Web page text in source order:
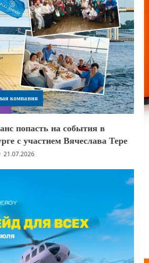
компания
попасть на события в
с участием Вячеслава Тере
21.07.2026